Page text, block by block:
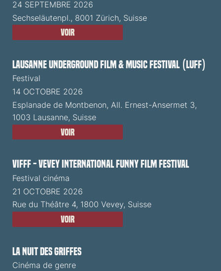
24 SEPTEMBRE 2026
Sechseläutenpl., 8001 Zürich, Suisse
Voir
Lausanne Underground Film & Music Festival (LUFF)
Festival
14 OCTOBRE 2026
Esplanade de Montbenon, All. Ernest-Ansermet 3,
1003 Lausanne, Suisse
Voir
VIFFF - Vevey International Funny Film Festival
Festival cinéma
21 OCTOBRE 2026
Rue du Théâtre 4, 1800 Vevey, Suisse
Voir
La Nuit des Griffes
Cinéma de genre